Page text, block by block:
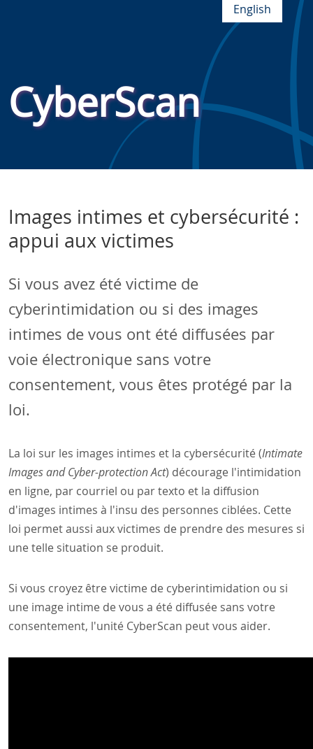
English
CyberScan
Images intimes et cybersécurité :
appui aux victimes
Si vous avez été victime de
cyberintimidation ou si des images
intimes de vous ont été diffusées par
voie électronique sans votre
consentement, vous êtes protégé par la
loi.
La loi sur les images intimes et la cybersécurité (Intimate
Images and Cyber-protection Act) décourage l'intimidation
en ligne, par courriel ou par texto et la diffusion
d'images intimes à l'insu des personnes ciblées. Cette
loi permet aussi aux victimes de prendre des mesures si
une telle situation se produit.
Si vous croyez être victime de cyberintimidation ou si
une image intime de vous a été diffusée sans votre
consentement, l'unité CyberScan peut vous aider.